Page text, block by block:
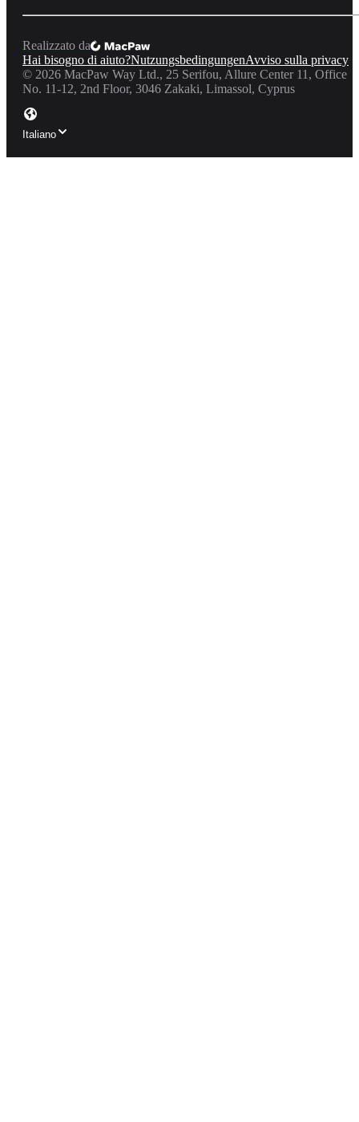
Realizzato da
Hai bisogno di aiuto?NutzungsbedingungenAvviso sulla privacy
© 2026 MacPaw Way Ltd., 25 Serifou, Allure Center 11, Office
No. 11-12, 2nd Floor, 3046 Zakaki, Limassol, Cyprus
Italiano